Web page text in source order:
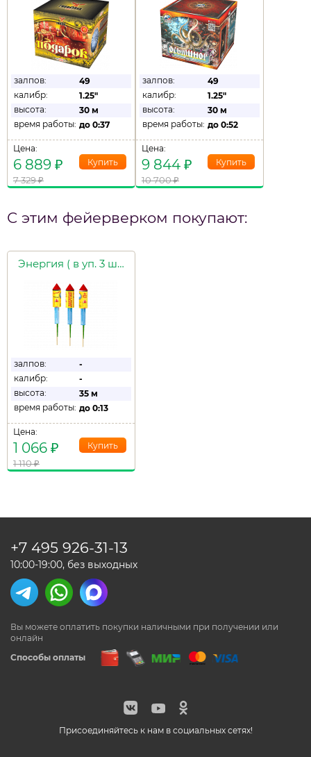
залпов:
49
калибр:
1.25"
высота:
30 м
время работы: до 0:37
Цена:
6 889 ₽
7 329₽
залпов:
49
калибр:
1.25"
высота:
30 м
время работы: до 0:52
Цена:
9 844 ₽
10 700₽
С этим фейерверком покупают:
Энергия ( в уп. 3 шт.)
залпов:
-
калибр:
-
высота:
35 м
время работы: до 0:13
Цена:
1 066 ₽
1 110₽
Присоединяйтесь к нам в социальных сетях!
Способы оплаты
Вы можете оплатить покупки наличными при получении или
онлайн
+7 495 926-31-13
10:00-19:00, без выходных